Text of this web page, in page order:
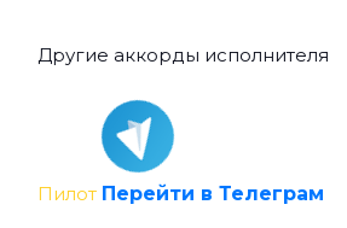
Другие аккорды исполнителя
Пилот Перейти в Телеграм